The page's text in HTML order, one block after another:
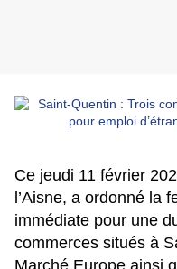
Ce jeudi 11 février
l’Aisne, a ordonné la
immédiate pour une
commerces situés à